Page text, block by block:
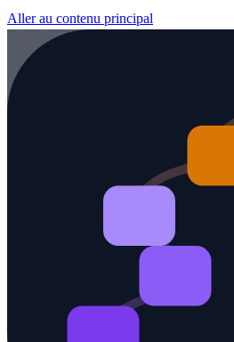
Aller au contenu principal